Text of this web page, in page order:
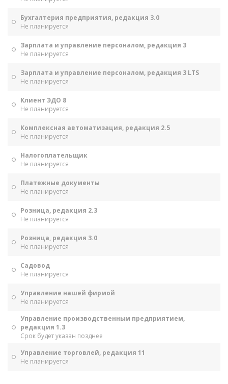
Бухгалтерия предприятия, редакция 3.0
Не планируется
Зарплата и управление персоналом, редакция 3
Не планируется
Зарплата и управление персоналом, редакция 3 LTS
Не планируется
Клиент ЭДО 8
Не планируется
Комплексная автоматизация, редакция 2.5
Не планируется
Налогоплательщик
Не планируется
Платежные документы
Не планируется
Розница, редакция 2.3
Не планируется
Розница, редакция 3.0
Не планируется
Садовод
Не планируется
Управление нашей фирмой
Не планируется
Управление производственным предприятием,
редакция 1.3
Срок будет указан позднее
Управление торговлей, редакция 11
Не планируется